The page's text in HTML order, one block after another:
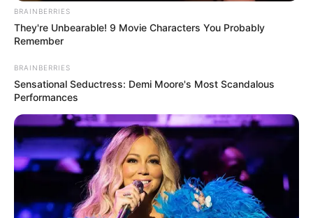
BRAINBERRIES
They're Unbearable! 9 Movie Characters You Probably
Remember
BRAINBERRIES
Sensational Seductress: Demi Moore's Most Scandalous
Performances